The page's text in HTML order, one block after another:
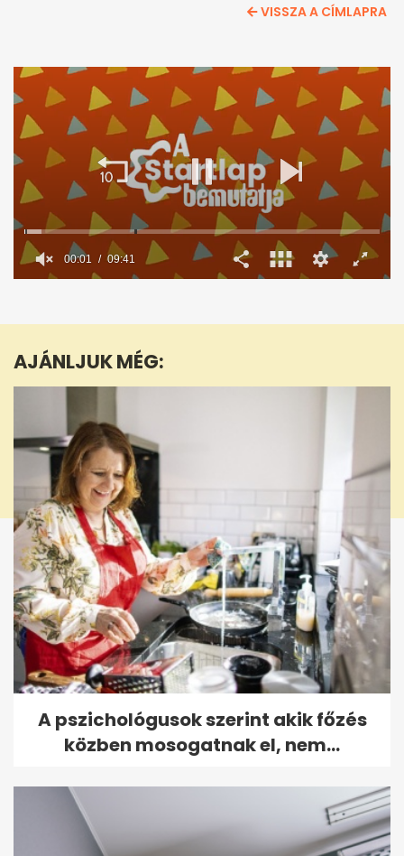
VISSZA A CÍMLAPRA
9
41
seconds
00:02 09:41
AJÁNLJUK MÉG:
A pszichológusok szerint akik főzés
közben mosogatnak el, nem...